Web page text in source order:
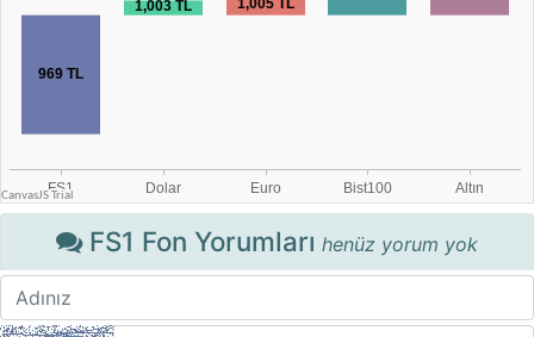
FS1 Fon Yorumları henüz yorum yok